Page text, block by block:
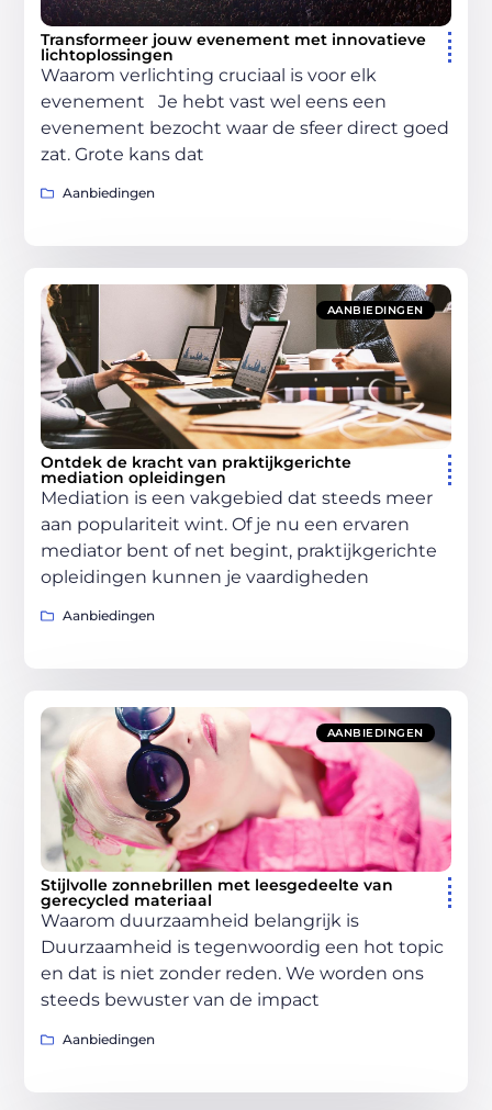
Transformeer jouw evenement met innovatieve
lichtoplossingen
Waarom verlichting cruciaal is voor elk
evenement Je hebt vast wel eens een
evenement bezocht waar de sfeer direct goed
zat. Grote kans dat
Aanbiedingen
AANBIEDINGEN
Ontdek de kracht van praktijkgerichte
mediation opleidingen
Mediation is een vakgebied dat steeds meer
aan populariteit wint. Of je nu een ervaren
mediator bent of net begint, praktijkgerichte
opleidingen kunnen je vaardigheden
Aanbiedingen
AANBIEDINGEN
Stijlvolle zonnebrillen met leesgedeelte van
gerecycled materiaal
Waarom duurzaamheid belangrijk is
Duurzaamheid is tegenwoordig een hot topic
en dat is niet zonder reden. We worden ons
steeds bewuster van de impact
Aanbiedingen